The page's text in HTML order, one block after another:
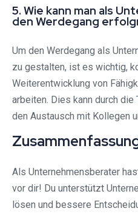
5. Wie kann man als
den Werdegang
Um den Werdegang als
zu gestalten, ist es wichtig,
Weiterentwicklung von
arbeiten. Dies kann durch die
den Austausch mit Kollegen
Als Unternehmensberater
vor dir! Du unterstützt
lösen und bessere